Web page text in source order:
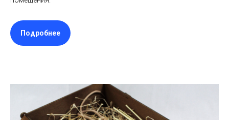
Подробнее